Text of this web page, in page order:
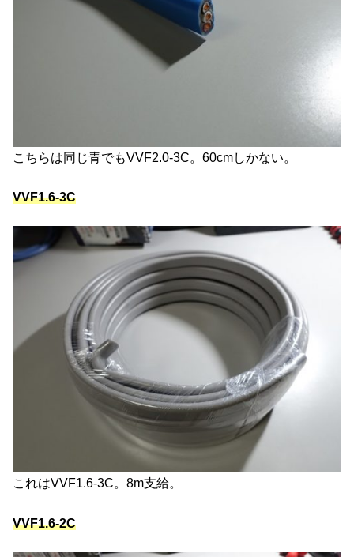
こちらは同じ青でもVVF2.0-3C。60cmしかない。
VVF1.6-3C
これはVVF1.6-3C。8m支給。
VVF1.6-2C